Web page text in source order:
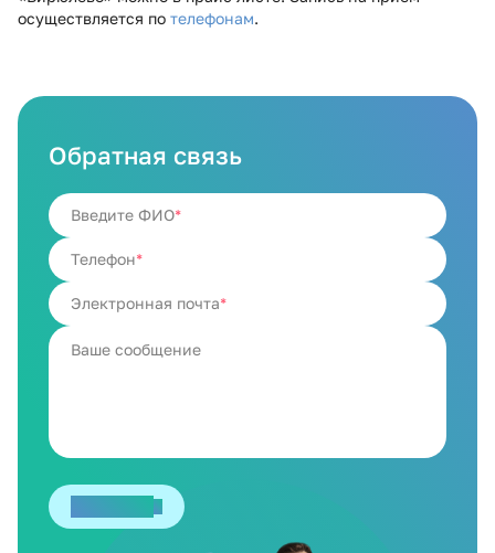
осуществляется по телефонам.
Обратная связь
Введите ФИО
Телефон
Электронная почта